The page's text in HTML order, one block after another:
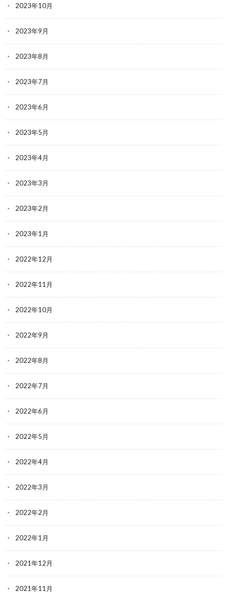
2023年10月
2023年9月
2023年8月
2023年7月
2023年6月
2023年5月
2023年4月
2023年3月
2023年2月
2023年1月
2022年12月
2022年11月
2022年10月
2022年9月
2022年8月
2022年7月
2022年6月
2022年5月
2022年4月
2022年3月
2022年2月
2022年1月
2021年12月
2021年11月